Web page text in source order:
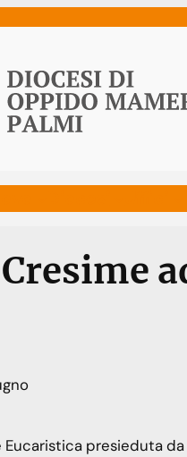
Cresime
presieduta da